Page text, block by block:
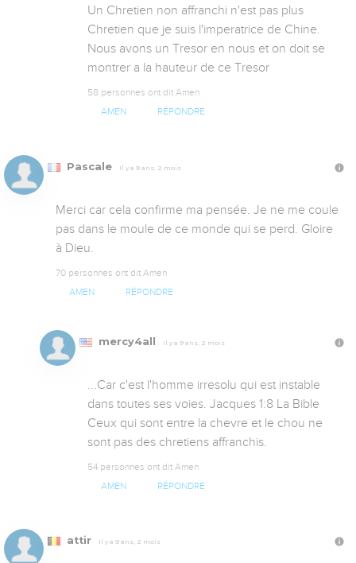
Un Chretien non affranchi n'est pas plus
Chretien que je suis l'imperatrice de Chine.
Nous avons un Tresor en nous et on doit se
montrer a la hauteur de ce Tresor
58 personnes ont dit Amen
AMEN RÉPONDRE
Pascale Il y a 9 ans, 2 mois
Merci car cela confirme ma pensée. Je ne me coule
pas dans le moule de ce monde qui se perd. Gloire
à Dieu.
70 personnes ont dit Amen
AMEN RÉPONDRE
mercy4all Il y a 9 ans, 2 mois
...Car c'est l'homme irresolu qui est instable
dans toutes ses voies. Jacques 1:8 La Bible
Ceux qui sont entre la chevre et le chou ne
sont pas des chretiens affranchis.
54 personnes ont dit Amen
AMEN RÉPONDRE
attir Il y a 9 ans, 2 mois